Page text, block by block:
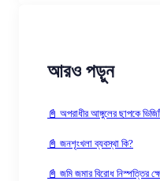
আরও পড়ুন
📓 অপরাধীর আঙ্গুলের ছাপকে
📓 জনশৃংখলা ব্যবস্থা কি?
📓 জমি জমার বিরোধ নিস্পত্তির